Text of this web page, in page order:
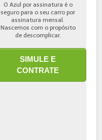
O Azul por assinatura é o
seguro para o seu carro por
assinatura mensal.
Nascemos com o propósito
de descomplicar.
SIMULE E
CONTRATE